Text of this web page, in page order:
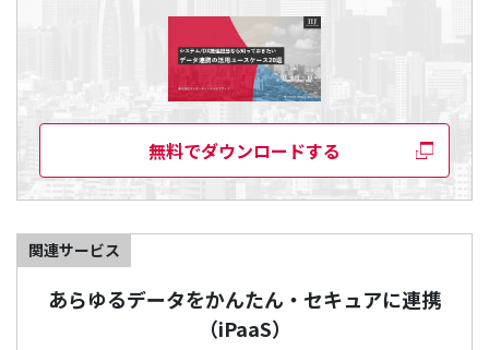
無料でダウンロードする
関連サービス
あらゆるデータをかんたん・セキュアに連携
（iPaaS）